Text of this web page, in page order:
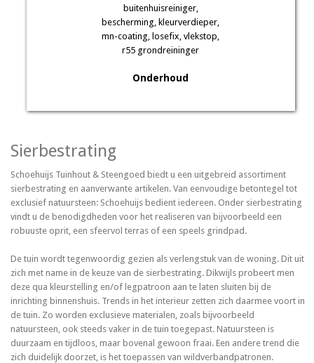
Onderhoud
Sierbestrating
Schoehuijs Tuinhout & Steengoed biedt u een uitgebreid assortiment
sierbestrating en aanverwante artikelen. Van eenvoudige betontegel tot
exclusief natuursteen: Schoehuijs bedient iedereen. Onder sierbestrating
vindt u de benodigdheden voor het realiseren van bijvoorbeeld een
robuuste oprit, een sfeervol terras of een speels grindpad.
De tuin wordt tegenwoordig gezien als verlengstuk van de woning. Dit uit
zich met name in de keuze van de sierbestrating. Dikwijls probeert men
deze qua kleurstelling en/of legpatroon aan te laten sluiten bij de
inrichting binnenshuis. Trends in het interieur zetten zich daarmee voort in
de tuin. Zo worden exclusieve materialen, zoals bijvoorbeeld
natuursteen, ook steeds vaker in de tuin toegepast. Natuursteen is
duurzaam en tijdloos, maar bovenal gewoon fraai. Een andere trend die
zich duidelijk doorzet, is het toepassen van wildverbandpatronen.